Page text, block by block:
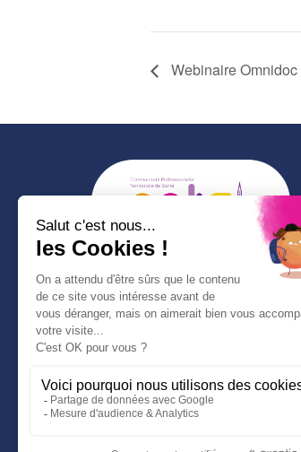
Webinaire Omnidoc
Qui sommes-nous ?
L’équipe
Statuts de l'association